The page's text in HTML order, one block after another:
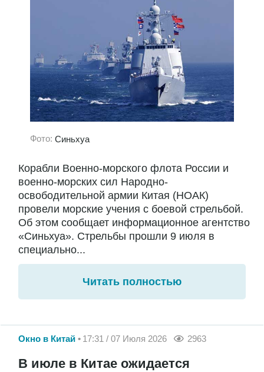
Фото: Синьхуа
Корабли Военно-морского флота России и
военно-морских сил Народно-
освободительной армии Китая (НОАК)
провели морские учения с боевой стрельбой.
Об этом сообщает информационное агентство
«Синьхуа». Стрельбы прошли 9 июля в
специально...
Читать полностью
Окно в Китай 17:31 / 07 Июля 2026 2963
В июле в Китае ожидается